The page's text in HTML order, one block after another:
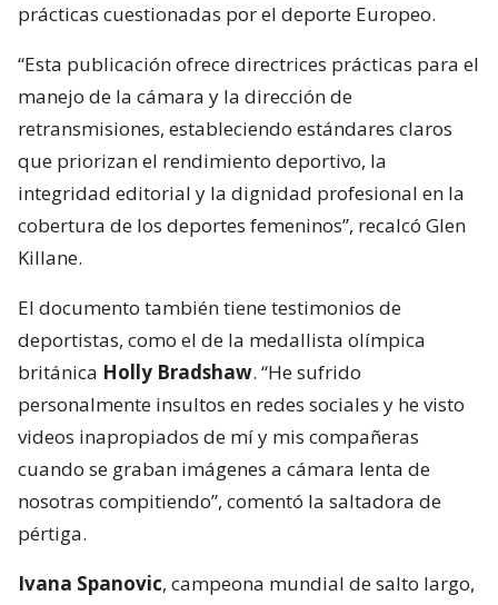
prácticas cuestionadas por el deporte Europeo.
“Esta publicación ofrece directrices prácticas para el
manejo de la cámara y la dirección de
retransmisiones, estableciendo estándares claros
que priorizan el rendimiento deportivo, la
integridad editorial y la dignidad profesional en la
cobertura de los deportes femeninos”, recalcó Glen
Killane.
El documento también tiene testimonios de
deportistas, como el de la medallista olímpica
británica Holly Bradshaw. “He sufrido
personalmente insultos en redes sociales y he visto
videos inapropiados de mí y mis compañeras
cuando se graban imágenes a cámara lenta de
nosotras compitiendo”, comentó la saltadora de
pértiga.
Ivana Spanovic, campeona mundial de salto largo,